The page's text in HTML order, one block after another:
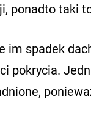
ponadto taki
im spadek
pokrycia.